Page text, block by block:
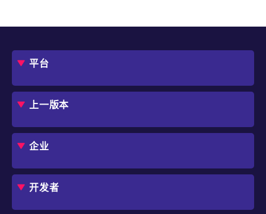
平台
概述
框架
Studio
扩展组件市场
DevOps 云
业务流程自动化
价格
评估指南
Jmix 适合我的项目吗？
上一版本
CUBA 平台
企业
角色
IT 负责人
独立软件开发商
用例
应用程序现代化
避免 SaaS/低代码 供应商费用和限制
开发者